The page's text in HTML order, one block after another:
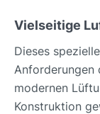
Vielseitige
Dieses
Anforderungen
modernen
Konstruktion